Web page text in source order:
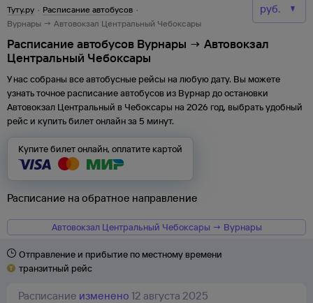
Туту.ру · Расписание автобусов ·
Вурнары → Автовокзал Центральный Чебоксары
Расписание автобусов Вурнары → Автовокзал
Центральный Чебоксары
У нас собраны все автобусные рейсы на любую дату. Вы можете
узнать точное расписание автобусов из Вурнар доостановки
Автовокзал Центральный в Чебоксары на 2026 год, выбрать удобный
рейс и купить билет онлайн за 5 минут.
Купите билет онлайн, оплатите картой
Расписание на обратное направление
Автовокзал Центральный Чебоксары → Вурнары
Отправление и прибытие по местному времени
транзитный рейс
Расписание изменено 12 августа 2025